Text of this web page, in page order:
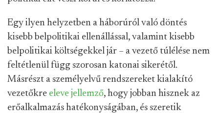
Egy ilyen helyzetben a háborúról való döntés
kisebb belpolitikai ellenállással, valamint kisebb
belpolitikai költségekkel jár – a vezető túlélése nem
feltétlenül függ szorosan katonai sikerétől.
Másrészt a személyelvű rendszereket kialakító
vezetőkre eleve jellemző, hogy jobban hisznek az
erőalkalmazás hatékonyságában, és szeretik